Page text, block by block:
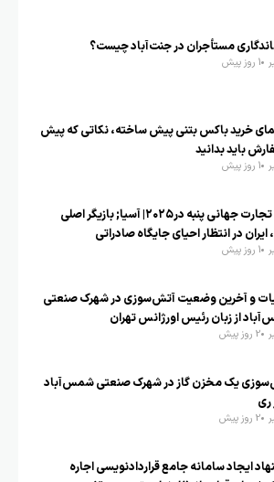
مستأجران در جنت‌آباد چیست؟
1 روز پیش
خرید باکس بتنی پیش ساخته، نکاتی که پیش
باید بدانید
1 روز پیش
افت تجارت جهانی پنبه در۲۰۲۵| آسیا; بازیگر اصلی
ایران در انتظار احیای جایگاه صادراتی
1 روز پیش
و آخرین وضعیت آتش‌سوزی در شهرک صنعتی
از زبان رئیس اورژانس تهران
2 روز پیش
یک مخزن گاز در شهرک صنعتی شمس‌آباد
ری
2 روز پیش
ایجاد سامانه جامع قراردادنویسی اجاره